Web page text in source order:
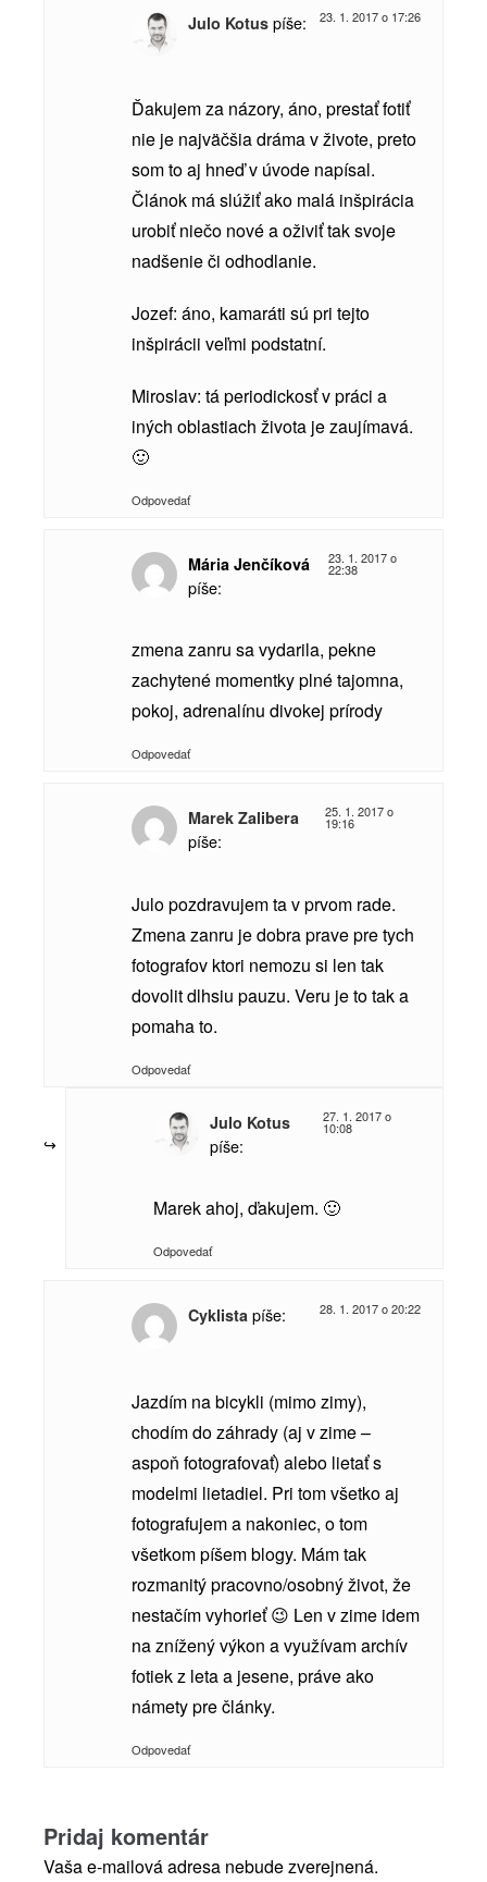
Julo Kotus píše: 23. 1. 2017 o 17:26
Ďakujem za názory, áno, prestať fotiť
nie je najväčšia dráma v živote, preto
som to aj hneď v úvode napísal.
Článok má slúžiť ako malá inšpirácia
urobiť niečo nové a oživiť tak svoje
nadšenie či odhodlanie.
Jozef: áno, kamaráti sú pri tejto
inšpirácii veľmi podstatní.
Miroslav: tá periodickosť v práci a
iných oblastiach života je zaujímavá.
🙂
Odpovedať
Mária Jenčíková
píše:
23. 1. 2017 o
22:38
zmena zanru sa vydarila, pekne
zachytené momentky plné tajomna,
pokoj, adrenalínu divokej prírody
Odpovedať
Marek Zalibera
píše:
25. 1. 2017 o
19:16
Julo pozdravujem ta v prvom rade.
Zmena zanru je dobra prave pre tych
fotografov ktori nemozu si len tak
dovolit dlhsiu pauzu. Veru je to tak a
pomaha to.
Odpovedať
Julo Kotus
píše:
27. 1. 2017 o
10:08
Marek ahoj, ďakujem. 🙂
Odpovedať
Cyklista píše: 28. 1. 2017 o 20:22
Jazdím na bicykli (mimo zimy),
chodím do záhrady (aj v zime –
aspoň fotografovať) alebo lietať s
modelmi lietadiel. Pri tom všetko aj
fotografujem a nakoniec, o tom
všetkom píšem blogy. Mám tak
rozmanitý pracovno/osobný život, že
nestačím vyhorieť 😉 Len v zime idem
na znížený výkon a využívam archív
fotiek z leta a jesene, práve ako
námety pre články.
Odpovedať
Pridaj komentár
Vaša e-mailová adresa nebude zverejnená.